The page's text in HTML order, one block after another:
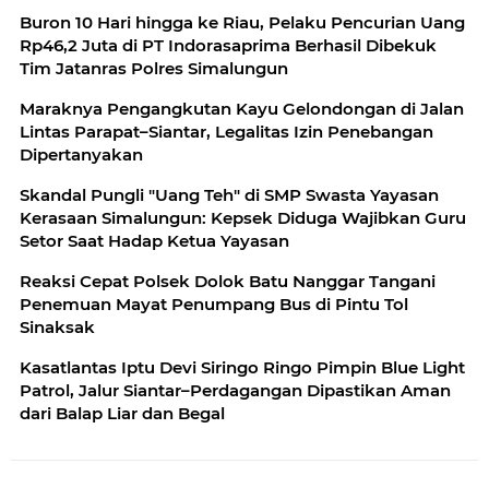
Buron 10 Hari hingga ke Riau, Pelaku Pencurian Uang
Rp46,2 Juta di PT Indorasaprima Berhasil Dibekuk
Tim Jatanras Polres Simalungun
Maraknya Pengangkutan Kayu Gelondongan di Jalan
Lintas Parapat–Siantar, Legalitas Izin Penebangan
Dipertanyakan
Skandal Pungli "Uang Teh" di SMP Swasta Yayasan
Kerasaan Simalungun: Kepsek Diduga Wajibkan Guru
Setor Saat Hadap Ketua Yayasan
Reaksi Cepat Polsek Dolok Batu Nanggar Tangani
Penemuan Mayat Penumpang Bus di Pintu Tol
Sinaksak
Kasatlantas Iptu Devi Siringo Ringo Pimpin Blue Light
Patrol, Jalur Siantar–Perdagangan Dipastikan Aman
dari Balap Liar dan Begal